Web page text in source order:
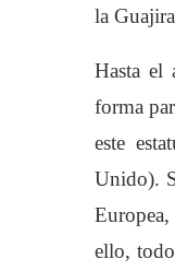
la
Hasta el
forma
este
Unido).
ello,